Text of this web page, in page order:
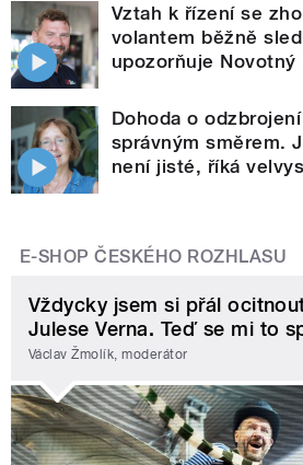
Vztah k řízení se
volantem běžně
upozorňuje Novotný
Dohoda o
správným směrem.
není jisté, říká
E-SHOP ČESKÉHO ROZHLASU
Vždycky jsem si přál
Julese Verna. Teď se mi to
Václav Žmolík, moderátor